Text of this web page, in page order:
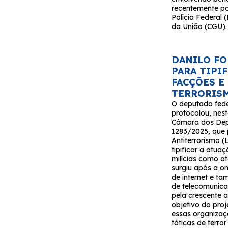
recentemente
Polícia Federal
da União (CGU).
DANILO
PARA
FACÇÕES
O deputado
protocolou,
Câmara dos
1283/2025,
Antiterrorismo
tipificar a
milícias como
surgiu após a
de internet e
de
pela crescente
objetivo do
essas
táticas de